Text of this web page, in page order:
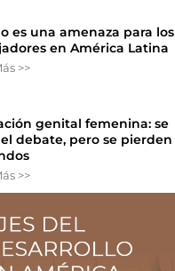
es una amenaza para los
en América Latina
>>
genital femenina: se
debate, pero se pierden
>>